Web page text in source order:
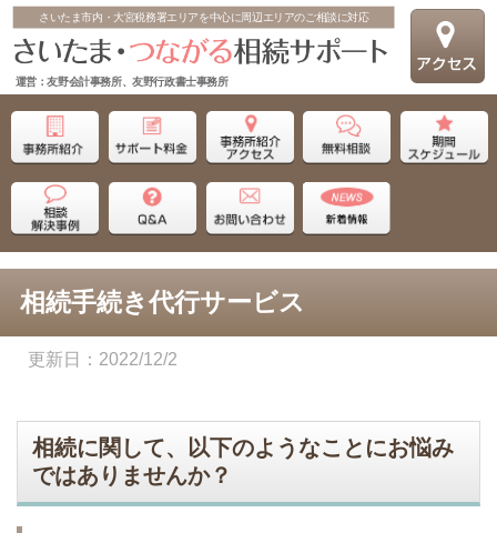
さいたま市内・大宮税務署エリアを中心に周辺エリアのご相談に対応
運営：友野会計事務所、友野行政書士事務所
相続手続き代行サービス
2022/12/2
相続に関して、以下のようなことにお悩み
ではありませんか？